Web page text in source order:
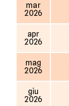
mar
2026
apr
2026
mag
2026
giu
2026